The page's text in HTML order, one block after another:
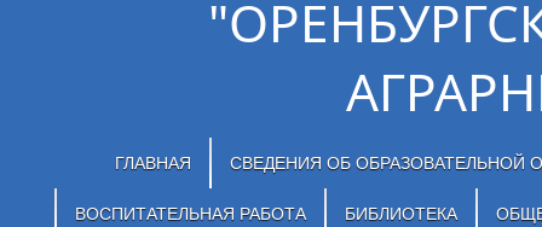
ГЛАВНАЯ СВЕДЕНИЯ ОБ ОБРАЗОВАТЕЛЬНОЙ
ВОСПИТАТЕЛЬНАЯ РАБОТА БИБЛИОТЕКА